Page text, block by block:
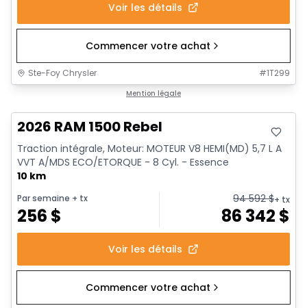
Voir les détails
Commencer votre achat
Ste-Foy Chrysler #1T299
Mention légale
2026 RAM 1500 Rebel
Traction intégrale, Moteur: MOTEUR V8 HEMI(MD) 5,7 L A
VVT A/MDS ECO/ETORQUE - 8 Cyl. - Essence
10 km
Par semaine + tx
256 $
94 592$+ tx
86 342 $
Voir les détails
Commencer votre achat